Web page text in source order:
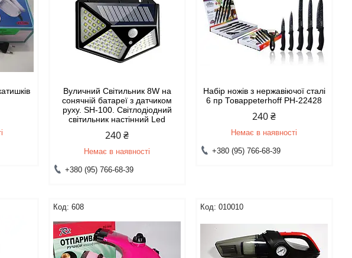
Вуличний Світильник 8W на
сонячній батареї з датчиком
руху. SH-100. Світлодіодний
світильник настінний Led
240 ₴
Немає в наявності
+380 (95) 766-68-39
Набір ножів з нержавіючої сталі
6 пр Товарpeterhoff PH-22428
240 ₴
Немає в наявності
+380 (95) 766-68-39
608 010010